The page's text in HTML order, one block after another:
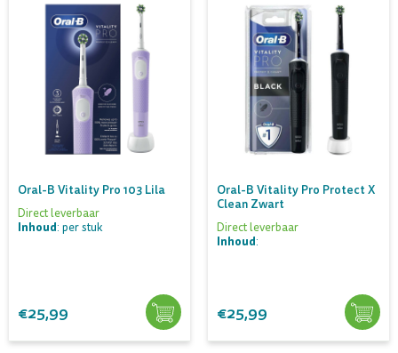
Oral-B Vitality Pro 103 Lila
Direct leverbaar
Inhoud: per stuk
€25,99
Oral-B Vitality Pro Protect X
Clean Zwart
Direct leverbaar
Inhoud:
€25,99